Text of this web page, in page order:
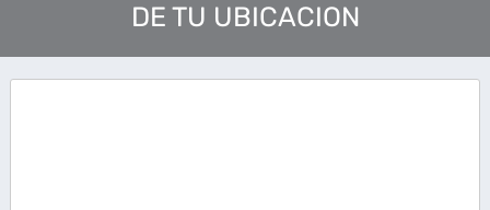
DE TU UBICACION